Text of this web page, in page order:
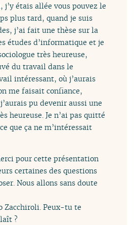
j’y étais allée vous pouvez le
plus tard, quand je suis
j’ai fait une thèse sur la
études d’informatique et je
très heureuse,
du travail dans le
intéressant, où j’aurais
me faisait confiance,
pu devenir aussi une
heureuse. Je n’ai pas quitté
que ça ne m’intéressait
pour cette présentation
certaines des questions
Nous allons sans doute
Zacchiroli. Peux-tu te
?